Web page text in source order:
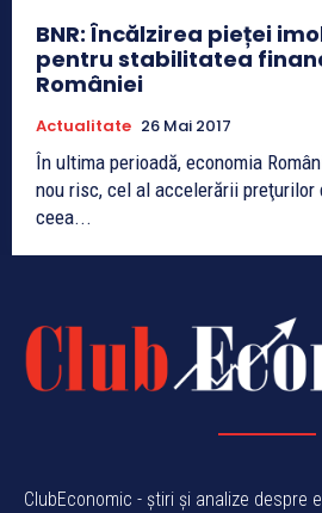
BNR: Încălzirea pieței
pentru stabilitatea
României
Actualitate 26 Mai 2017
În ultima perioadă, economia
nou risc, cel al accelerării preţurilor
ceea...
ClubEconomic - știri și analize despre